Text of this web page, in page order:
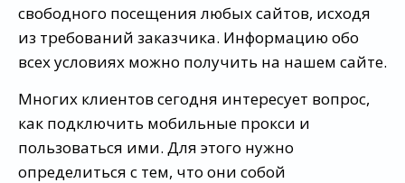
свободного посещения любых сайтов, исходя
из требований заказчика. Информацию обо
всех условиях можно получить на нашем сайте.
Многих клиентов сегодня интересует вопрос,
как подключить мобильные прокси и
пользоваться ими. Для этого нужно
определиться с тем, что они собой